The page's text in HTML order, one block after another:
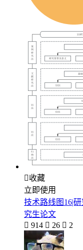
收藏
立即使用
技术路线图16|
究生论文
 914  26  2